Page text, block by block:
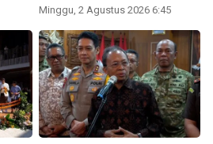
Minggu, 2 Agustus 2026 6:45